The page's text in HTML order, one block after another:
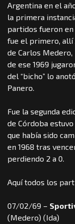
Argentina en el
la primera
partidos fueron en
fue el primero, allí
de Carlos
de ese 1969
del “bicho” lo
Panero.
Fue la segunda
de Córdoba
que había sido
en 1968 tras
perdiendo 2 a 0.
Aquí todos los
07/02/69 –
(Medero) (Ida)